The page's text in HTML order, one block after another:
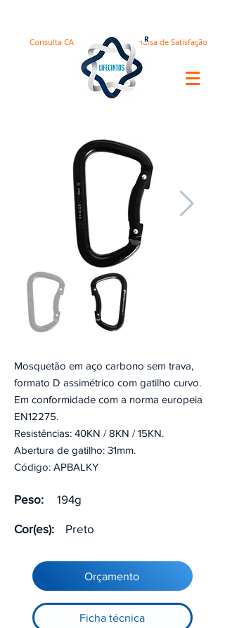
Pesquisa de Satisfação
Consulta CA
Mosquetão em aço carbono sem trava,
formato D assimétrico com gatilho curvo.
Em conformidade com a norma europeia
EN12275.
Resistências: 40KN / 8KN / 15KN.
Abertura de gatilho: 31mm.
Código: APBALKY
Peso: 194g
Cor(es): Preto
Orçamento
Ficha técnica